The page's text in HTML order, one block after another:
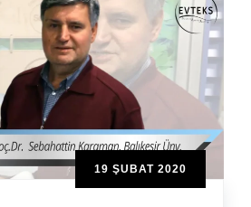
19 ŞUBAT 2020